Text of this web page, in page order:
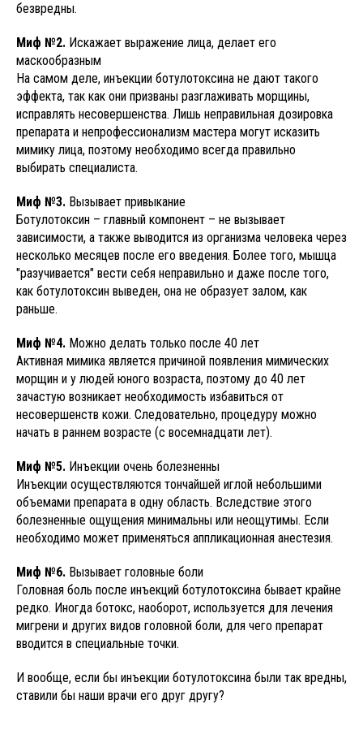
безвредны.
Миф №2. Искажает выражение лица, делает его
маскообразным
На самом деле, инъекции ботулотоксина не дают такого
эффекта, так как они призваны разглаживать морщины,
исправлять несовершенства. Лишь неправильная дозировка
препарата и непрофессионализм мастера могут исказить
мимику лица, поэтому необходимо всегда правильно
выбирать специалиста.
Миф №3. Вызывает привыкание
Ботулотоксин – главный компонент – не вызывает
зависимости, а также выводится из организма человека через
несколько месяцев после его введения. Более того, мышца
"разучивается" вести себя неправильно и даже после того,
как ботулотоксин выведен, она не образует залом, как
раньше.
Миф №4. Можно делать только после 40 лет
Активная мимика является причиной появления мимических
морщин и у людей юного возраста, поэтому до 40 лет
зачастую возникает необходимость избавиться от
несовершенств кожи. Следовательно, процедуру можно
начать в раннем возрасте (с восемнадцати лет).
Миф №5. Инъекции очень болезненны
Инъекции осуществляются тончайшей иглой небольшими
объемами препарата в одну область. Вследствие этого
болезненные ощущения минимальны или неощутимы. Если
необходимо может применяться аппликационная анестезия.
Миф №6. Вызывает головные боли
Головная боль после инъекций ботулотоксина бывает крайне
редко. Иногда ботокс, наоборот, используется для лечения
мигрени и других видов головной боли, для чего препарат
вводится в специальные точки.
И вообще, если бы инъекции ботулотоксина были так вредны,
ставили бы наши врачи его друг другу?